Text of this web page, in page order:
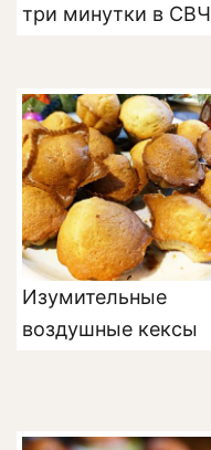
три минутки в СВЧ
Изумительные
воздушные кексы